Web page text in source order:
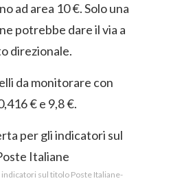
ad area 10 €. Solo una
potrebbe dare il via a
direzionale.
da monitorare con
€ e 9,8 €.
sul titolo Poste Italiane-